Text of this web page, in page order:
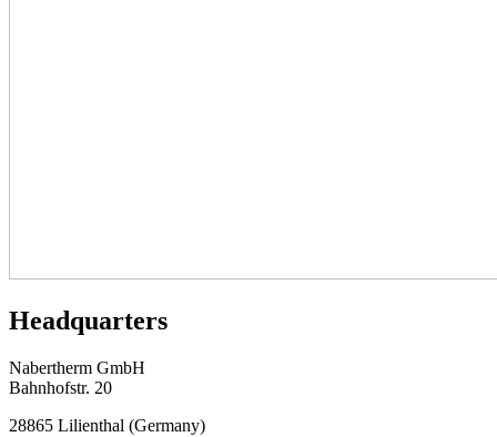
Headquarters
Nabertherm GmbH
Bahnhofstr. 20
28865 Lilienthal (Germany)